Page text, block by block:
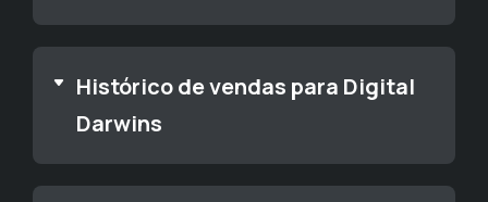
Histórico de vendas para Digital
Darwins